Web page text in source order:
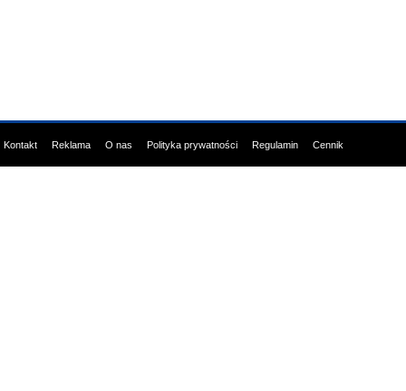
Kontakt Reklama O nas Polityka prywatności Regulamin Cennik